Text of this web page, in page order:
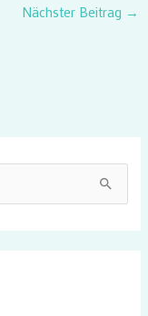
Nächster Beitrag →